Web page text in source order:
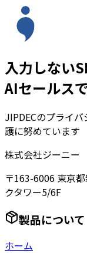
入力しない
AIセールス
JIPDECのプライ
護に努めています
株式会社ジーニー
〒163-6006 東京
クタワー5/6F
製品について
ホーム